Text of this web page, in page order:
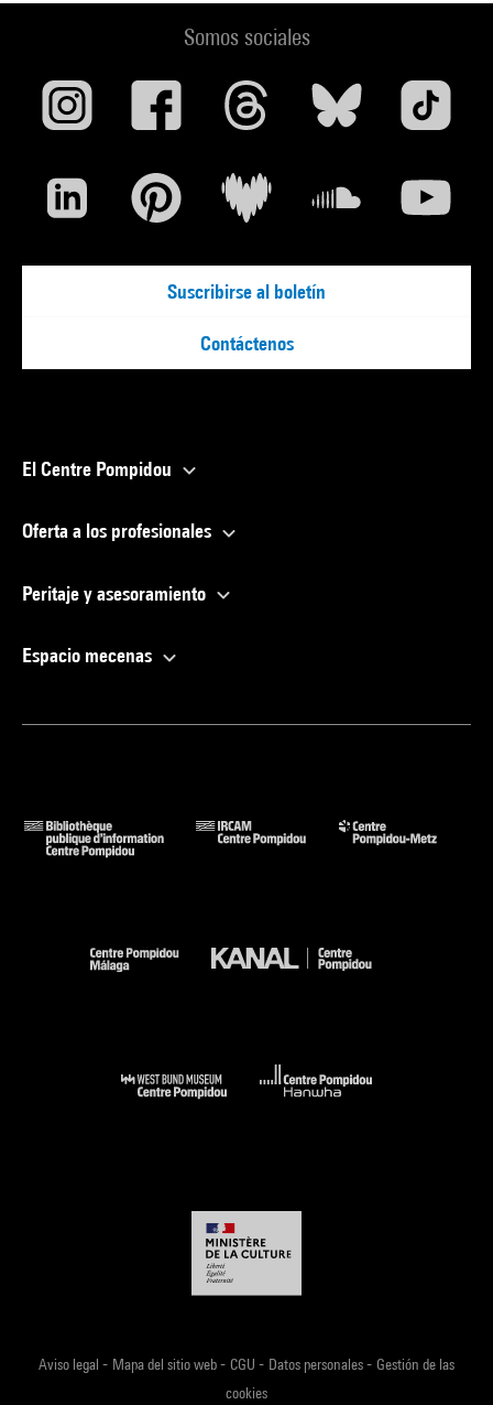
Somos sociales
Suscribirse al boletín
Contáctenos
El Centre Pompidou
Oferta a los profesionales
Peritaje y asesoramiento
Espacio mecenas
Aviso legal - Mapa del sitio web- CGU - Datos personales- Gestión de las
cookies